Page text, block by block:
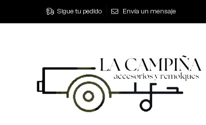
Sigue tu pedido Envía un mensaje